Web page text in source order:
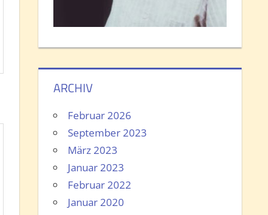
ARCHIV
Februar 2026
September 2023
März 2023
Januar 2023
Februar 2022
Januar 2020